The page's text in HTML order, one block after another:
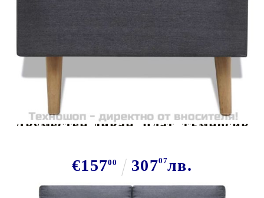
Двуместен диван, плат, тъмносив
€15700 30707лв.